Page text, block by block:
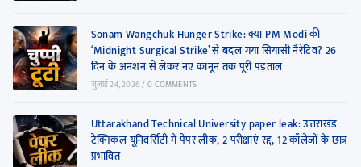
Sonam Wangchuk Hunger Strike: क्या PM Modi की
‘Midnight Surgical Strike’ से बदल गया सियासी नैरेटिव? 26
दिन के अनशन से लेकर नए कानून तक पूरी पड़ताल
जुलाई 24, 2026/0 COMMENTS
Uttarakhand Technical University paper leak: उत्तराखंड
टेक्निकल यूनिवर्सिटी में पेपर लीक, 2 परीक्षाएं रद्द, 12 कॉलेजों के छात्र
प्रभावित